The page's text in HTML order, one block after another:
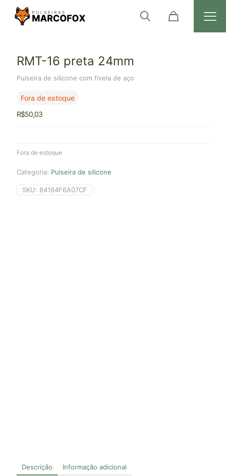
Descrição Informação adicional
RMT-16 preta 24mm
Pulseira de silicone com fivela de aço
Fora de estoque
R$50,03
Fora de estoque
Categoria: Pulseira de silicone
SKU: 84164F6A07CF